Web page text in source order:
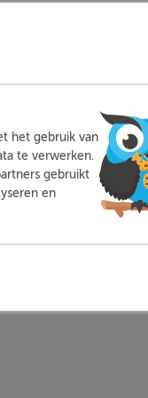
reken-oefeningen
geschreven, dus in
in cijfers, leggen
het gebruik van
te verwerken.
gebruikt
en